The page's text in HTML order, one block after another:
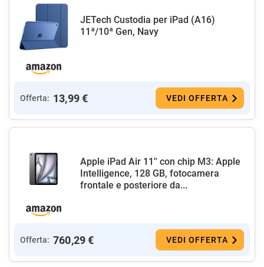
JETech Custodia per iPad (A16)
11ª/10ª Gen, Navy
Offerta: 13,99 € VEDI OFFERTA
Apple iPad Air 11'' con chip M3: Apple
Intelligence, 128 GB, fotocamera
frontale e posteriore da...
Offerta: 760,29 € VEDI OFFERTA